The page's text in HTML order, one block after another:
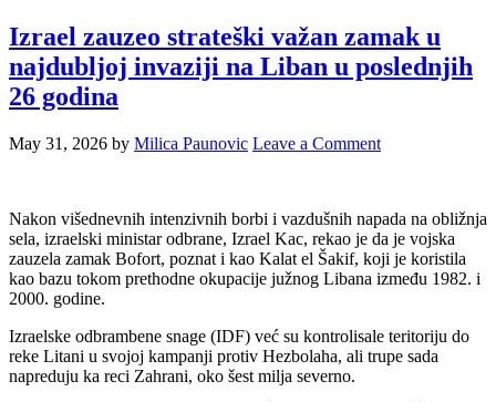
Izrael zauzeo strateški važan zamak u
najdubljoj invaziji na Liban u poslednjih
26 godina
May 31, 2026 by Milica Paunovic Leave a Comment
Nakon višednevnih intenzivnih borbi i vazdušnih napada na obližnja
sela, izraelski ministar odbrane, Izrael Kac, rekao je da je vojska
zauzela zamak Bofort, poznat i kao Kalat el Šakif, koji je koristila
kao bazu tokom prethodne okupacije južnog Libana između 1982. i
2000. godine.
Izraelske odbrambene snage (IDF) već su kontrolisale teritoriju do
reke Litani u svojoj kampanji protiv Hezbolaha, ali trupe sada
napreduju ka reci Zahrani, oko šest milja severno.